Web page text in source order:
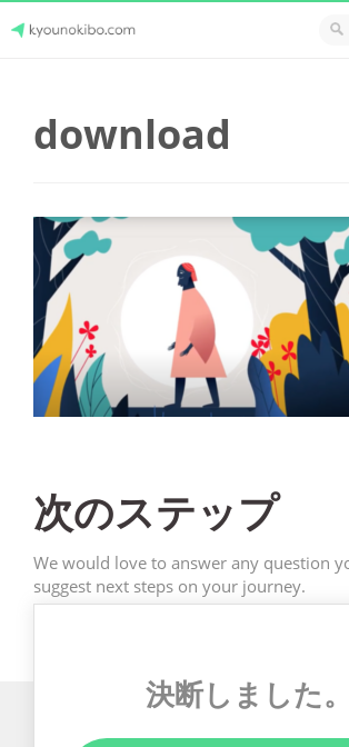
contentdownload
次のステップ
We would love to answer any question
suggest next steps on your journey.
決断しました。